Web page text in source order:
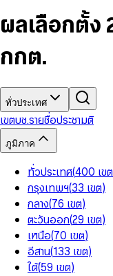
7
8
5
6
8
9
6
7
9
5
6
8
9
9
ผลเลือกตั้ง
กกต.
ทั่วประเทศ
เขตบช.รายชื่อประชามติ
ภูมิภาค
ทั่วประเทศ(400 เขต
กรุงเทพฯ(33 เขต)
กลาง(76 เขต)
ตะวันออก(29 เขต)
เหนือ(70 เขต)
อีสาน(133 เขต)
ใต้(59 เขต)